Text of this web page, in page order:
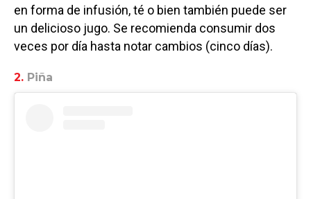
en forma de infusión, té o bien también puede ser
un delicioso jugo. Se recomienda consumir dos
veces por día hasta notar cambios (cinco días).
2. Piña